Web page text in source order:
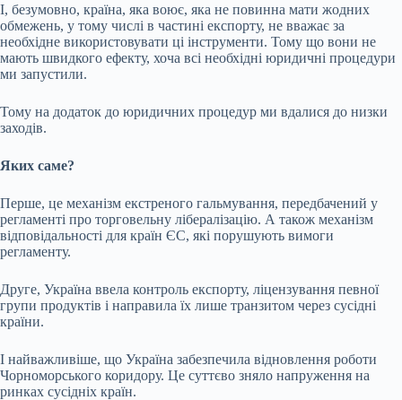
І, безумовно, країна, яка воює, яка не повинна мати жодних
обмежень, у тому числі в частині експорту, не вважає за
необхідне використовувати ці інструменти. Тому що вони не
мають швидкого ефекту, хоча всі необхідні юридичні процедури
ми запустили.
Тому на додаток до юридичних процедур ми вдалися до низки
заходів.
Яких саме?
Перше, це механізм екстреного гальмування, передбачений у
регламенті про торговельну лібералізацію. А також механізм
відповідальності для країн ЄС, які порушують вимоги
регламенту.
Друге, Україна ввела контроль експорту, ліцензування певної
групи продуктів і направила їх лише транзитом через сусідні
країни.
І найважливіше, що Україна забезпечила відновлення роботи
Чорноморського коридору. Це суттєво зняло напруження на
ринках сусідніх країн.